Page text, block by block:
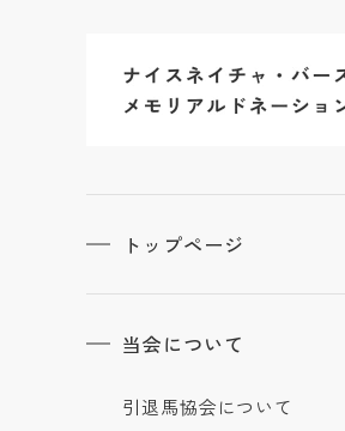
トップページ
当会について
引退馬協会について